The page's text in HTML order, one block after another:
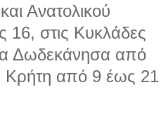
Ανατολικού
16, στις Κυκλάδες
Δωδεκάνησα από
Κρήτη από 9 έως 21